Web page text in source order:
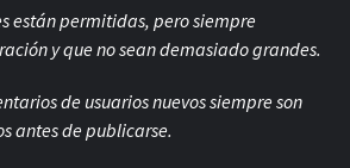
están permitidas, pero siempre
y que no sean demasiado grandes.
de usuarios nuevos siempre son
antes de publicarse.